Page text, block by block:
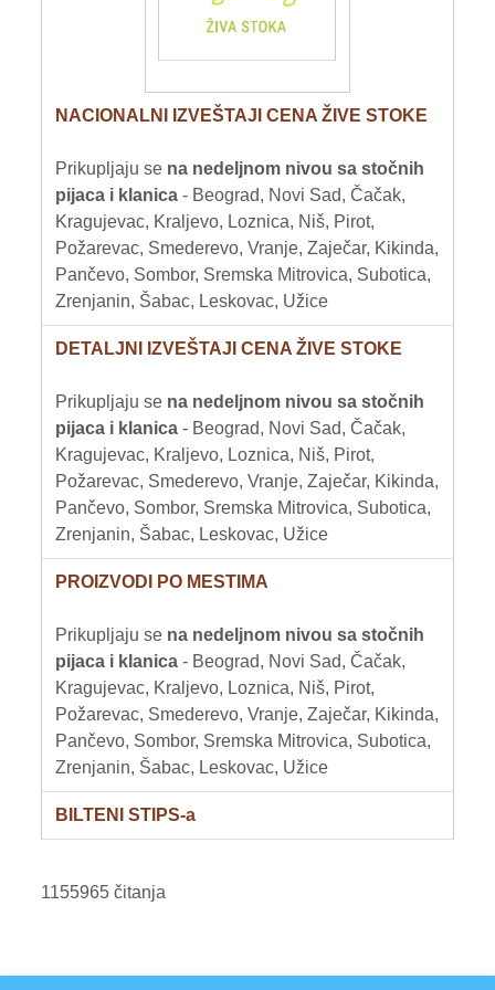
ŽIVA STOKA
BILTENI
REPORTERI
NACIONALNI IZVEŠTAJI CENA ŽIVE STOKE
Prikupljaju se na nedeljnom nivou sa stočnih
pijaca i klanica- Beograd, Novi Sad, Čačak,
Kragujevac, Kraljevo, Loznica, Niš, Pirot,
Požarevac, Smederevo, Vranje, Zaječar, Kikinda,
Pančevo, Sombor, Sremska Mitrovica, Subotica,
Zrenjanin, Šabac, Leskovac, Užice
DETALJNI IZVEŠTAJI CENA ŽIVE STOKE
Prikupljaju se na nedeljnom nivou sa stočnih
pijaca i klanica - Beograd, Novi Sad, Čačak,
Kragujevac, Kraljevo, Loznica, Niš, Pirot,
Požarevac, Smederevo, Vranje, Zaječar, Kikinda,
Pančevo, Sombor, Sremska Mitrovica, Subotica,
Zrenjanin, Šabac, Leskovac, Užice
PROIZVODI PO MESTIMA
Prikupljaju se na nedeljnom nivou sa stočnih
pijaca i klanica- Beograd, Novi Sad, Čačak,
Kragujevac, Kraljevo, Loznica, Niš, Pirot,
Požarevac, Smederevo, Vranje, Zaječar, Kikinda,
Pančevo, Sombor, Sremska Mitrovica, Subotica,
Zrenjanin, Šabac, Leskovac, Užice
BILTENI STIPS-a
1155965 čitanja